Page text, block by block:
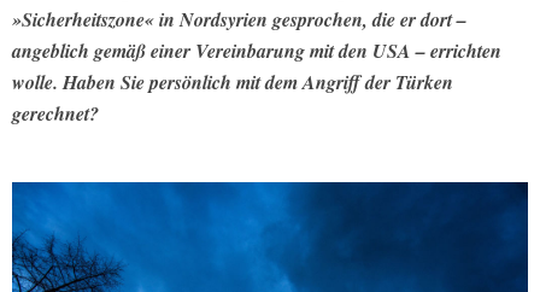
»Sicherheitszone« in Nordsyrien gesprochen, die er dort –
angeblich gemäß einer Vereinbarung mit den USA – errichten
wolle. Haben Sie persönlich mit dem Angriff der Türken
gerechnet?